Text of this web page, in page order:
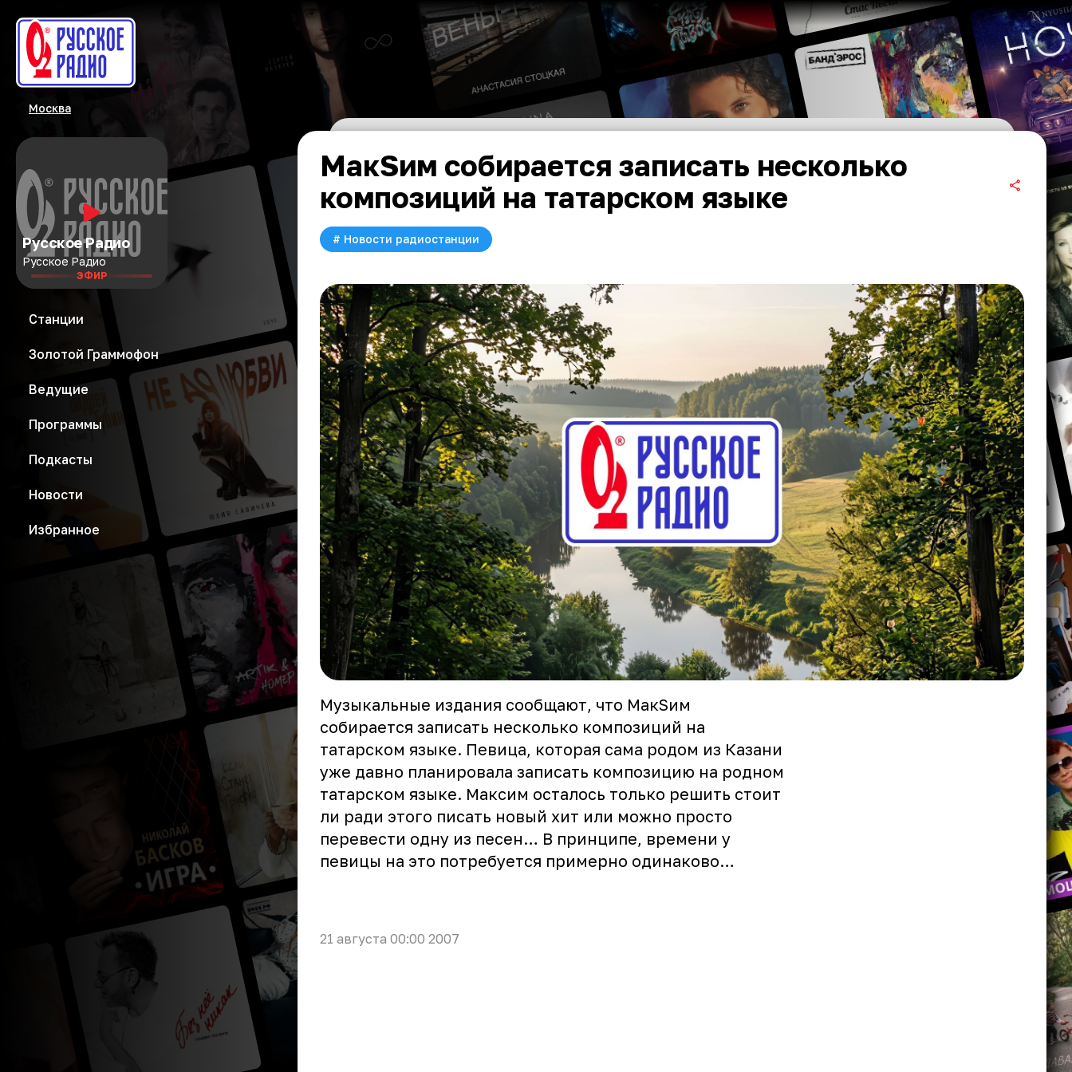
Москва
Русское Радио
Русское Радио
ЭФИР
Станции
Золотой Граммофон
Ведущие
Программы
Подкасты
Новости
Избранное
МакSим собирается записать несколько
композиций на татарском языке
# Новости радиостанции
Музыкальные издания сообщают, что МакSим
собирается записать несколько композиций на
татарском языке. Певица, которая сама родом из Казани
уже давно планировала записать композицию на родном
татарском языке. Максим осталось только решить стоит
ли ради этого писать новый хит или можно просто
перевести одну из песен… В принципе, времени у
певицы на это потребуется примерно одинаково…
21 августа 00:00 2007